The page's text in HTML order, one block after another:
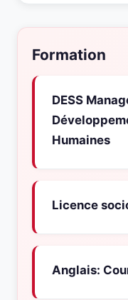
Formation
DESS
Humaines
Licence
Anglais: